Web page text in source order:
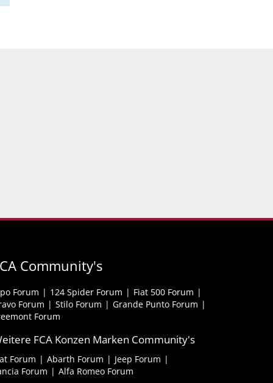
Community's
Forum 124 Spider Forum
Fiat 500 Forum
Forum
Stilo Forum
Grande Punto Forum
Forum
FCA Konzen Marken Community's
Forum Abarth Forum
Jeep Forum
Forum
Alfa Romeo Forum